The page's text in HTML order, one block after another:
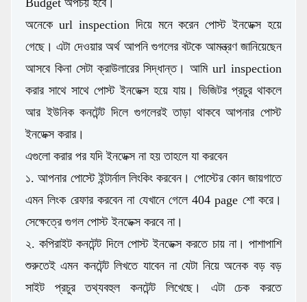
Budget অপচয় হবে।
অনেকে url inspection দিয়ে মনে করেন পোস্ট ইনডেক্স হয়ে
গেছে। এটা দেওয়ার অর্থ আপনি গুগলের বটকে আমন্ত্রণ জানিয়েছেন
আসবে কিনা সেটা ক্রাউলারের সিদ্ধান্ত। আমি url inspection
করার সাথে সাথে পোস্ট ইনডেক্স হয়ে যায়। ভিজিটর প্রচুর থাকলে
আর ইউনিক কনটেন্ট দিলে গুগলেরই তাড়া থাকবে আপনার পোস্ট
ইনডেক্স করার।
এগুলো করার পর যদি ইনডেক্স না হয় তাহলে যা করবেন
১. আপনার পোস্টে ইন্টার্নাল লিংকিং করবেন। পোস্টের কোন জায়গাতে
এমন লিংক রেফার করবেন না যেখানে গেলে 404 page শো করে।
সেক্ষেত্রে গুগল পোস্ট ইনডেক্স করবে না।
২. কপিরাইট কনটেন্ট দিলে পোস্ট ইনডেক্স করতে চায় না। পাশাপাশি
শুরুতেই এমন কনটেন্ট লিখতে যাবেন না যেটা নিয়ে অনেক বড় বড়
সাইট প্রচুর তথ্যবহুল কনটেন্ট লিখেছে। এটা চেক করতে